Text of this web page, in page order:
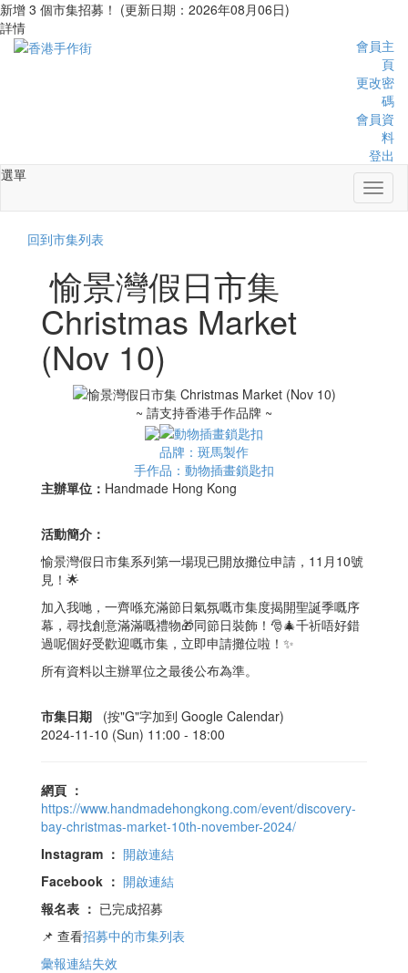
新增 3 個市集招募！ (更新日期：2026年08月06日)
詳情
會員主
頁
更改密
碼
會員資
料
登出
選單
回到市集列表
愉景灣假日市集
Christmas Market
(Nov 10)
~ 請支持香港手作品牌 ~
品牌：斑馬製作
手作品：動物插畫鎖匙扣
主辦單位： Handmade Hong Kong
活動簡介：
愉景灣假日市集系列第一場現已開放攤位申請，11月10號
見！🌟
加入我哋，一齊喺充滿節日氣氛嘅市集度揭開聖誕季嘅序
幕，尋找創意滿滿嘅禮物🎁同節日裝飾！🎅🎄千祈唔好錯
過呢個好受歡迎嘅市集，立即申請攤位啦！✨
所有資料以主辦單位之最後公布為準。
市集日期
(按"G"字加到 Google Calendar)
2024-11-10 (Sun) 11:00 - 18:00
網頁 ：
https://www.handmadehongkong.com/event/discovery-
bay-christmas-market-10th-november-2024/
Instagram ： 開啟連結
Facebook ： 開啟連結
報名表 ： 已完成招募
📌 查看招募中的市集列表
彙報連結失效